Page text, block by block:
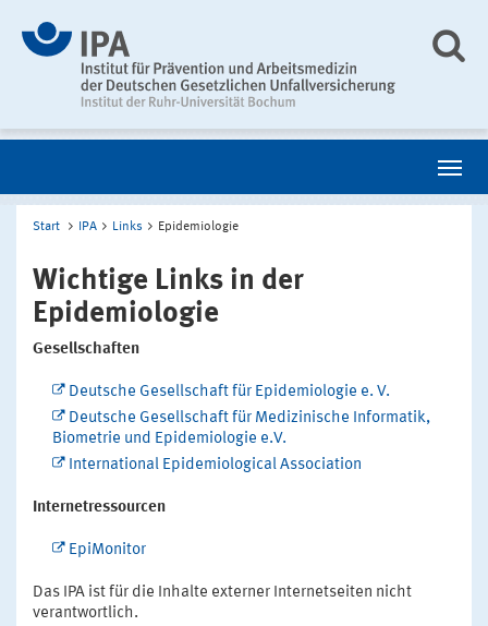
Start IPA Links Epidemiologie
Wichtige Links in der
Epidemiologie
Gesellschaften
Deutsche Gesellschaft für Epidemiologie e. V.
Deutsche Gesellschaft für Medizinische Informatik,
Biometrie und Epidemiologie e.V.
International Epidemiological Association
Internetressourcen
EpiMonitor
Das IPA ist für die Inhalte externer Internetseiten nicht
verantwortlich.